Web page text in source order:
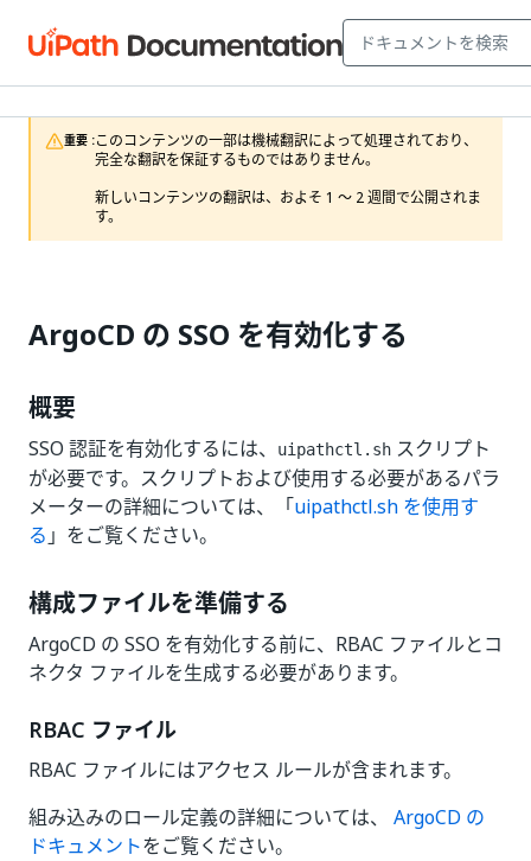
重要 :このコンテンツの一部は機械翻訳によって処理されており、
完全な翻訳を保証するものではありません。
新しいコンテンツの翻訳は、およそ 1 ～ 2 週間で公開されま
す。
ArgoCD の SSO を有効化する
概要
SSO 認証を有効化するには、 uipathctl.sh スクリプト
が必要です。スクリプトおよび使用する必要があるパラ
メーターの詳細については、「uipathctl.sh を使用す
る 」をご覧ください。
構成ファイルを準備する
ArgoCD の SSO を有効化する前に、RBAC ファイルとコ
ネクタ ファイルを生成する必要があります。
RBAC ファイル
RBAC ファイルにはアクセス ルールが含まれます。
組み込みのロール定義の詳細については、 ArgoCD の
ドキュメントをご覧ください。